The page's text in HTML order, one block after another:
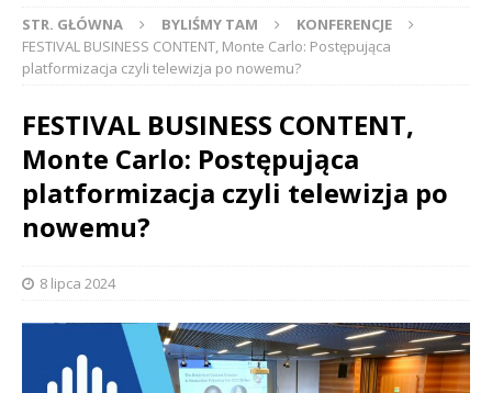
STR. GŁÓWNA BYLIŚMY TAM
KONFERENCJE
FESTIVAL BUSINESS CONTENT, Monte Carlo: Postępująca
platformizacja czyli telewizja po nowemu?
FESTIVAL BUSINESS CONTENT,
Monte Carlo: Postępująca
platformizacja czyli telewizja po
nowemu?
8 lipca 2024